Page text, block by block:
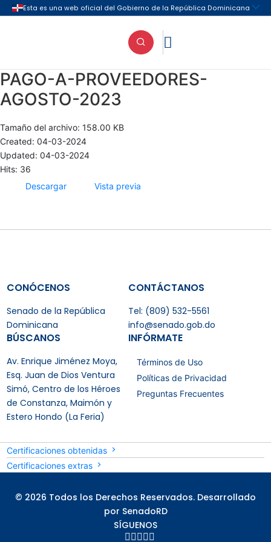

PAGO-A-PROVEEDORES-
AGOSTO-2023
Tamaño del archivo: 158.00 KB
Created: 04-03-2024
Updated: 04-03-2024
Hits: 36
Descargar
Vista previa
CONÓCENOS
Senado de la República
Dominicana
CONTÁCTANOS
Tel: (809) 532-5561
info@senado.gob.do
BÚSCANOS
Av. Enrique Jiménez Moya,
Esq. Juan de Dios Ventura
Simó, Centro de los Héroes
de Constanza, Maimón y
Estero Hondo (La Feria)
INFÓRMATE
Términos de Uso
Políticas de Privacidad
Preguntas Frecuentes
Certificaciones obtenidas
Certificaciones extras
© 2026 Todos los Derechos Reservados. Desarrollado
por SenadoRD
SÍGUENOS
    